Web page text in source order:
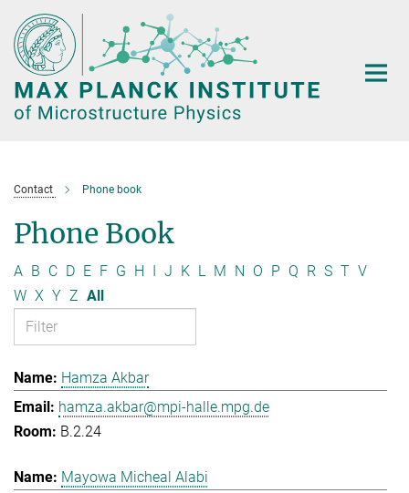
Main-
Content
Contact Phone book
Phone Book
A B C D E F G H I J K L M N O P Q R S T V
W X Y Z All
Hamza Akbar
hamza.akbar@mpi-halle.mpg.de
B.2.24
Mayowa Micheal Alabi